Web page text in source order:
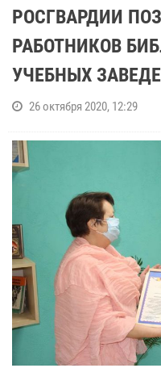
РОСГВАРДИИ
РАБОТНИКОВ
УЧЕБНЫХ
26 октября 2020, 12:29